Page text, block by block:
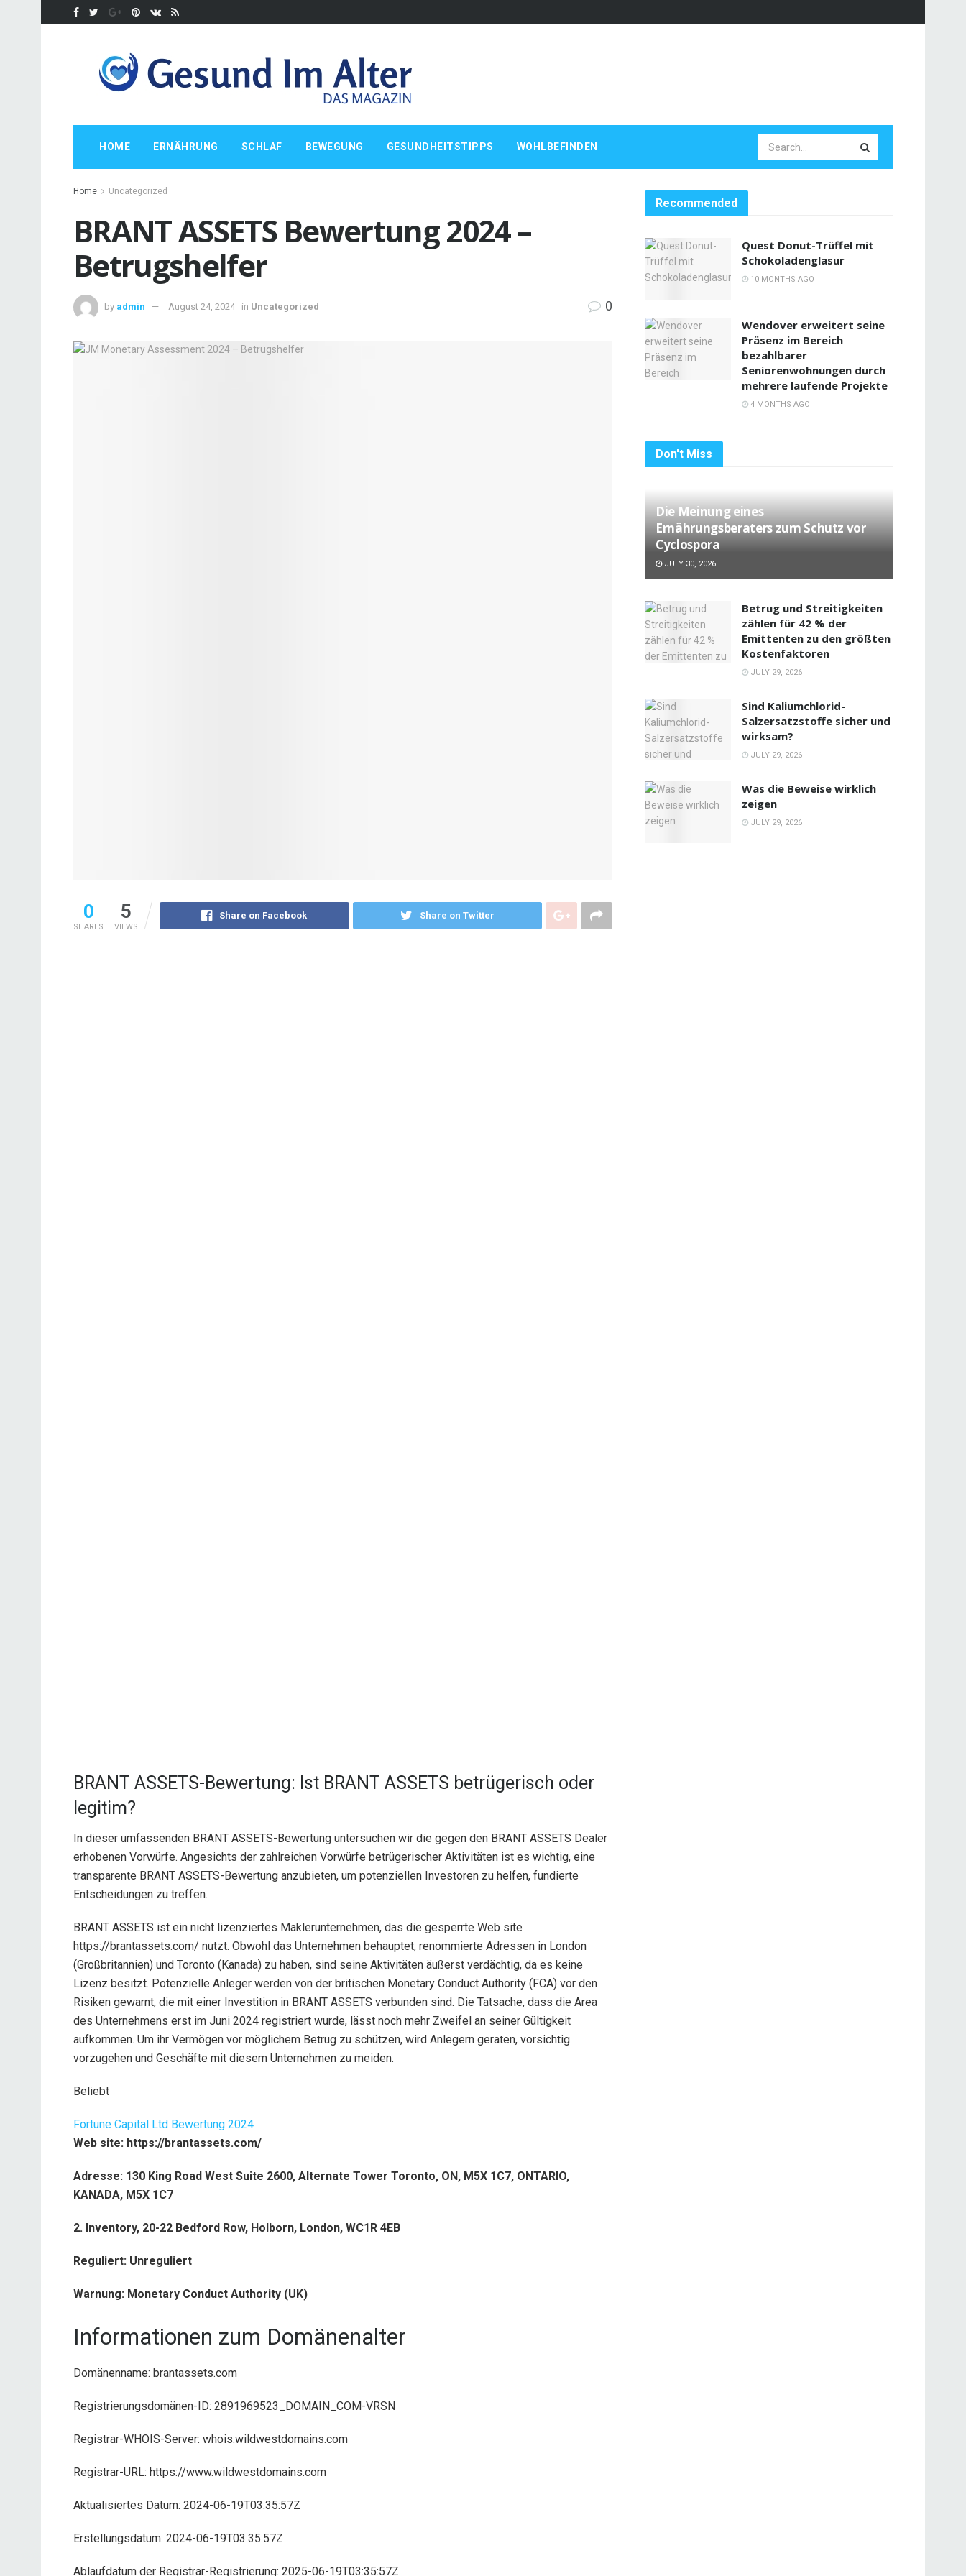
HOME ERNÄHRUNG SCHLAF BEWEGUNG GESUNDHEITSTIPPS WOHLBEFINDEN
Home Uncategorized
BRANT ASSETS Bewertung 2024 –
Betrugshelfer
by admin August 24, 2024 in Uncategorized 0
0
SHARES
5
VIEWS
Share on Facebook Share on Twitter
BRANT ASSETS-Bewertung: Ist BRANT ASSETS betrügerisch oder
legitim?
In dieser umfassenden BRANT ASSETS-Bewertung untersuchen wir die gegen den BRANT ASSETS Dealer
erhobenen Vorwürfe. Angesichts der zahlreichen Vorwürfe betrügerischer Aktivitäten ist es wichtig, eine
transparente BRANT ASSETS-Bewertung anzubieten, um potenziellen Investoren zu helfen, fundierte
Entscheidungen zu treffen.
BRANT ASSETS ist ein nicht lizenziertes Maklerunternehmen, das die gesperrte Web site
https://brantassets.com/ nutzt. Obwohl das Unternehmen behauptet, renommierte Adressen in London
(Großbritannien) und Toronto (Kanada) zu haben, sind seine Aktivitäten äußerst verdächtig, da es keine
Lizenz besitzt. Potenzielle Anleger werden von der britischen Monetary Conduct Authority (FCA) vor den
Risiken gewarnt, die mit einer Investition in BRANT ASSETS verbunden sind. Die Tatsache, dass die Area
des Unternehmens erst im Juni 2024 registriert wurde, lässt noch mehr Zweifel an seiner Gültigkeit
aufkommen. Um ihr Vermögen vor möglichem Betrug zu schützen, wird Anlegern geraten, vorsichtig
vorzugehen und Geschäfte mit diesem Unternehmen zu meiden.
Beliebt
Fortune Capital Ltd Bewertung 2024
Web site: https://brantassets.com/
Adresse: 130 King Road West Suite 2600, Alternate Tower Toronto, ON, M5X 1C7, ONTARIO,
KANADA, M5X 1C7
2. Inventory, 20-22 Bedford Row, Holborn, London, WC1R 4EB
Reguliert: Unreguliert
Warnung: Monetary Conduct Authority (UK)
Informationen zum Domänenalter
Domänenname: brantassets.com
Registrierungsdomänen-ID: 2891969523_DOMAIN_COM-VRSN
Registrar-WHOIS-Server: whois.wildwestdomains.com
Registrar-URL: https://www.wildwestdomains.com
Aktualisiertes Datum: 2024-06-19T03:35:57Z
Erstellungsdatum: 2024-06-19T03:35:57Z
Ablaufdatum der Registrar-Registrierung: 2025-06-19T03:35:57Z
Recommended
Quest Donut-Trüffel mit
Schokoladenglasur
10 MONTHS AGO
Wendover erweitert seine
Präsenz im Bereich
bezahlbarer
Seniorenwohnungen durch
mehrere laufende Projekte
4 MONTHS AGO
Don't Miss
Die Meinung eines
Ernährungsberaters zum Schutz vor
Cyclospora
JULY 30, 2026
Betrug und Streitigkeiten
zählen für 42 % der
Emittenten zu den größten
Kostenfaktoren
JULY 29, 2026
Sind Kaliumchlorid-
Salzersatzstoffe sicher und
wirksam?
JULY 29, 2026
Was die Beweise wirklich
zeigen
JULY 29, 2026